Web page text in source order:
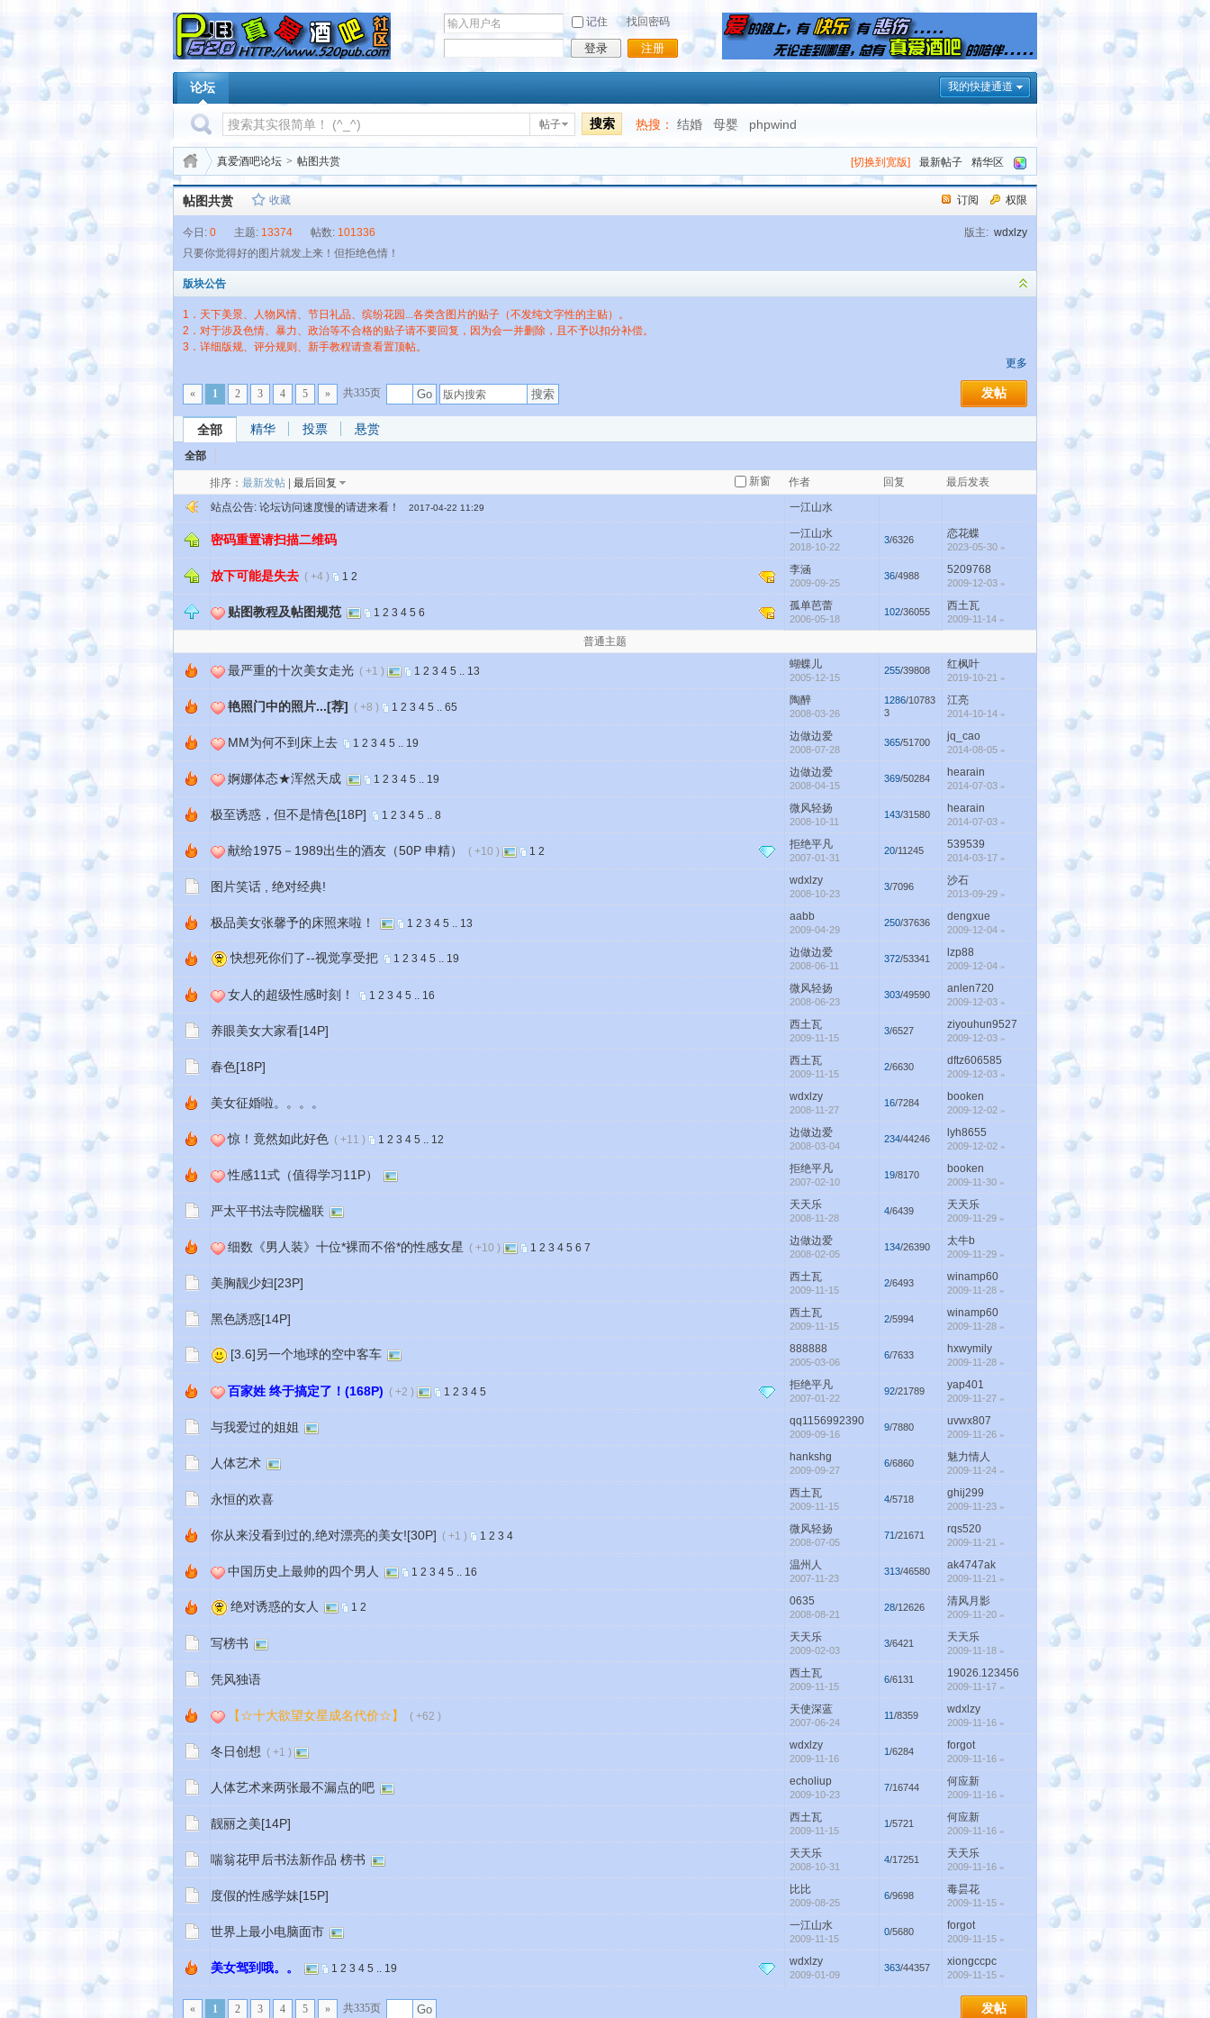
记住 找回密码
登录 注册
我的快捷通道
论坛
帖子 搜索 热搜： 结婚 母婴 phpwind
[切换到宽版] 最新帖子 精华区
真爱酒吧论坛 > 帖图共赏
订阅 权限
帖图共赏 收藏
版主: wdxlzy
今日: 0 主题: 13374 帖数: 101336
只要你觉得好的图片就发上来！但拒绝色情！
版块公告
1．天下美景、人物风情、节日礼品、缤纷花园...各类含图片的贴子（不发纯文字性的主贴）。
2．对于涉及色情、暴力、政治等不合格的贴子请不要回复，因为会一并删除，且不予以扣分补偿。
3．详细版规、评分规则、新手教程请查看置顶帖。
更多
发帖
« 1 2 3 4 5 » 共335页 Go 搜索
全部 精华 投票 悬赏
全部
新窗
排序： 最新发帖 最后回复 作者 回复
最后发表
站点公告: 论坛访问速度慢的请进来看！ 2017-04-22 11:29 一江山水
密码重置请扫描二维码 一江山水
2018-10-22
3/6326 恋花蝶
2023-05-30 »
放下可能是失去 ( +4 ) 1 2
李涵
2009-09-25
36/4988 5209768
2009-12-03 »
贴图教程及帖图规范 1 2 3 4 5 6
孤单芭蕾
2006-05-18
102/36055 西土瓦
2009-11-14 »
普通主题
最严重的十次美女走光 ( +1 ) 1 2 3 4 5 .. 13
蝴蝶儿
2005-12-15
255/39808 红枫叶
2019-10-21 »
艳照门中的照片...[荐] ( +8 ) 1 2 3 4 5 .. 65
陶醉
2008-03-26
1286/10783
3
江亮
2014-10-14 »
MM为何不到床上去 1 2 3 4 5 .. 19
边做边爱
2008-07-28
365/51700 jq_cao
2014-08-05 »
婀娜体态★浑然天成 1 2 3 4 5 .. 19
边做边爱
2008-04-15
369/50284 hearain
2014-07-03 »
极至诱惑，但不是情色[18P] 1 2 3 4 5 .. 8
微风轻扬
2008-10-11
143/31580 hearain
2014-07-03 »
献给1975－1989出生的酒友（50P 申精） ( +10 ) 1 2
拒绝平凡
2007-01-31
20/11245 539539
2014-03-17 »
图片笑话 , 绝对经典! wdxlzy
2008-10-23
3/7096 沙石
2013-09-29 »
极品美女张馨予的床照来啦！ 1 2 3 4 5 .. 13
aabb
2009-04-29
250/37636 dengxue
2009-12-04 »
快想死你们了--视觉享受把 1 2 3 4 5 .. 19 边做边爱
2008-06-11
372/53341 lzp88
2009-12-04 »
女人的超级性感时刻！ 1 2 3 4 5 .. 16
微风轻扬
2008-06-23
303/49590 anlen720
2009-12-03 »
养眼美女大家看[14P] 西土瓦
2009-11-15
3/6527 ziyouhun9527
2009-12-03 »
春色[18P] 西土瓦
2009-11-15
2/6630 dftz606585
2009-12-03 »
美女征婚啦。。。。 wdxlzy
2008-11-27
16/7284 booken
2009-12-02 »
惊！竟然如此好色 ( +11 ) 1 2 3 4 5 .. 12
边做边爱
2008-03-04
234/44246 lyh8655
2009-12-02 »
性感11式（值得学习11P） 拒绝平凡
2007-02-10
19/8170 booken
2009-11-30 »
严太平书法寺院楹联 天天乐
2008-11-28
4/6439 天天乐
2009-11-29 »
细数《男人装》十位*裸而不俗*的性感女星 ( +10 ) 1 2 3 4 5 6 7
边做边爱
2008-02-05
134/26390 太牛b
2009-11-29 »
美胸靓少妇[23P] 西土瓦
2009-11-15
2/6493 winamp60
2009-11-28 »
黑色誘惑[14P] 西土瓦
2009-11-15
2/5994 winamp60
2009-11-28 »
[3.6]另一个地球的空中客车 888888
2005-03-06
6/7633 hxwymily
2009-11-28 »
百家姓 终于搞定了！(168P) ( +2 ) 1 2 3 4 5
拒绝平凡
2007-01-22
92/21789 yap401
2009-11-27 »
与我爱过的姐姐 qq1156992390
2009-09-16
9/7880 uvwx807
2009-11-26 »
人体艺术 hankshg
2009-09-27
6/6860 魅力情人
2009-11-24 »
永恒的欢喜 西土瓦
2009-11-15
4/5718 ghij299
2009-11-23 »
你从来没看到过的,绝对漂亮的美女![30P] ( +1 ) 1 2 3 4
微风轻扬
2008-07-05
71/21671 rqs520
2009-11-21 »
中国历史上最帅的四个男人 1 2 3 4 5 .. 16
温州人
2007-11-23
313/46580 ak4747ak
2009-11-21 »
绝对诱惑的女人 1 2 0635
2008-08-21
28/12626 清风月影
2009-11-20 »
写榜书 天天乐
2009-02-03
3/6421 天天乐
2009-11-18 »
凭风独语 西土瓦
2009-11-15
6/6131 19026.123456
2009-11-17 »
【☆十大欲望女星成名代价☆】 ( +62 )
天使深蓝
2007-06-24
11/8359 wdxlzy
2009-11-16 »
冬日创想 ( +1 )
wdxlzy
2009-11-16
1/6284 forgot
2009-11-16 »
人体艺术来两张最不漏点的吧 echoliup
2009-10-23
7/16744 何应新
2009-11-16 »
靓丽之美[14P] 西土瓦
2009-11-15
1/5721 何应新
2009-11-16 »
喘翁花甲后书法新作品 榜书 天天乐
2008-10-31
4/17251 天天乐
2009-11-16 »
度假的性感学妹[15P] 比比
2009-08-25
6/9698 毒昙花
2009-11-15 »
世界上最小电脑面市 一江山水
2009-11-15
0/5680 forgot
2009-11-15 »
美女驾到哦。。 1 2 3 4 5 .. 19
wdxlzy
2009-01-09
363/44357 xiongccpc
2009-11-15 »
发帖
« 1 2 3 4 5 » 共335页 Go